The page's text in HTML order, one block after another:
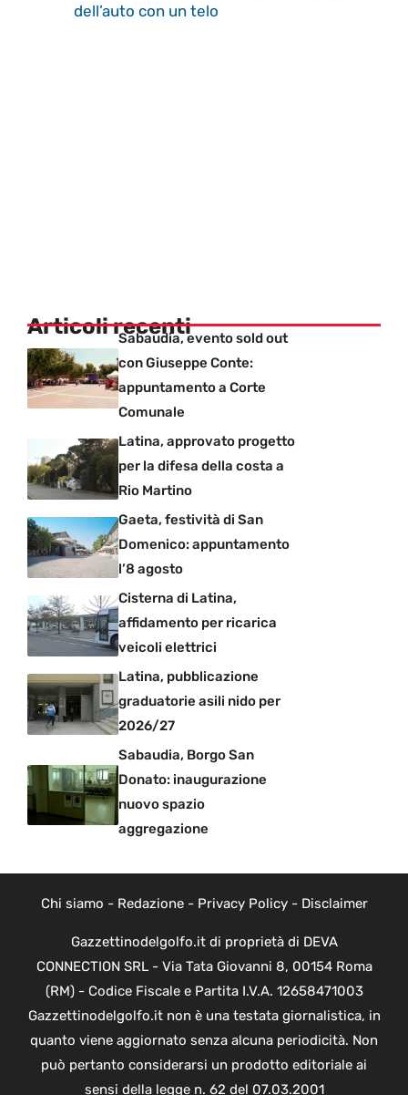
dell’auto con un telo
Articoli recentiSabaudia, evento sold out
con Giuseppe Conte:
appuntamento a Corte
Comunale
Latina, approvato progetto
per la difesa della costa a
Rio Martino
Gaeta, festività di San
Domenico: appuntamento
l’8 agosto
Cisterna di Latina,
affidamento per ricarica
veicoli elettrici
Latina, pubblicazione
graduatorie asili nido per
2026/27
Sabaudia, Borgo San
Donato: inaugurazione
nuovo spazio
aggregazione
Chi siamo - Redazione- Privacy Policy- Disclaimer
Gazzettinodelgolfo.it di proprietà di DEVA
CONNECTION SRL - Via Tata Giovanni 8, 00154 Roma
(RM) - Codice Fiscale e Partita I.V.A. 12658471003
Gazzettinodelgolfo.it non è una testata giornalistica, in
quanto viene aggiornato senza alcuna periodicità. Non
può pertanto considerarsi un prodotto editoriale ai
sensi della legge n. 62 del 07.03.2001